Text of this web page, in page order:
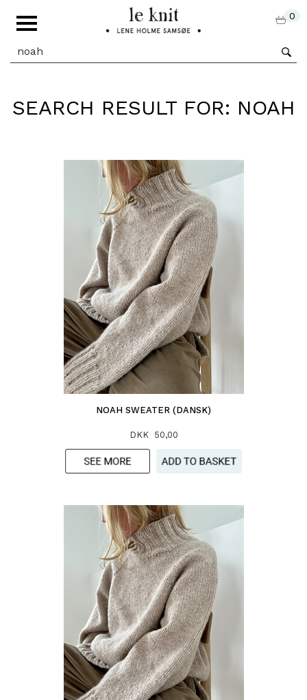
0
SEARCH RESULT FOR: NOAH
NOAH SWEATER (DANSK)
DKK 50,00